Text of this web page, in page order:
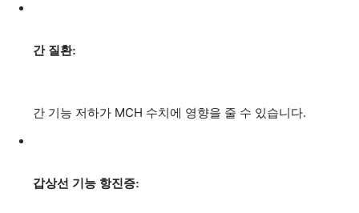
간 질환:
간 기능 저하가 MCH 수치에 영향을 줄 수 있습니다.
갑상선 기능 항진증: